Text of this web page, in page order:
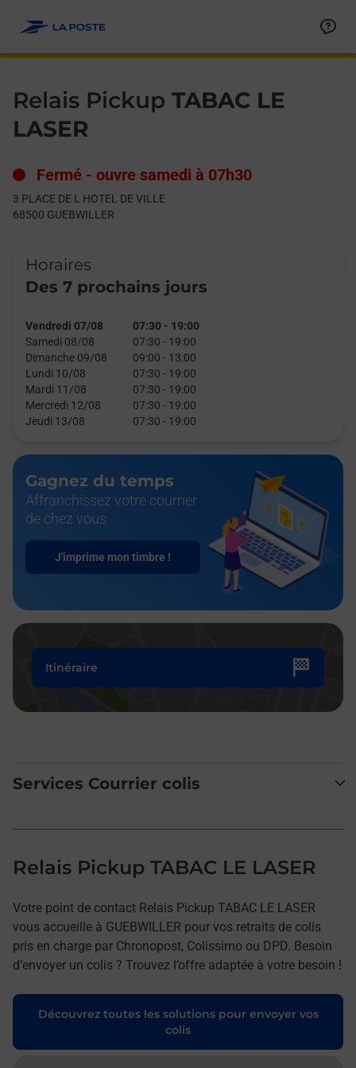
Relais Pickup TABAC LE
LASER
Fermé - ouvre samedi à 07h30
3 PLACE DE L HOTEL DE VILLE
68500 GUEBWILLER
Horaires
Des 7 prochains jours
Vendredi 07/08 07:30 - 19:00
Samedi 08/08
07:30 - 19:00
Dimanche 09/08
09:00 - 13:00
Lundi 10/08
07:30 - 19:00
Mardi 11/08
07:30 - 19:00
Mercredi 12/08
07:30 - 19:00
Jeudi 13/08
07:30 - 19:00
Gagnez du temps
Affranchissez votre courrier
de chez vous
J'imprime mon timbre !
Itinéraire
Services Courrier colis
Relais Pickup TABAC LE LASER
Votre point de contact Relais Pickup TABAC LE LASER
vous accueille à GUEBWILLER pour vos retraits de colis
pris en charge par Chronopost, Colissimo ou DPD. Besoin
d’envoyer un colis ? Trouvez l’offre adaptée à votre besoin !
Découvrez toutes les solutions pour envoyer vos
colis